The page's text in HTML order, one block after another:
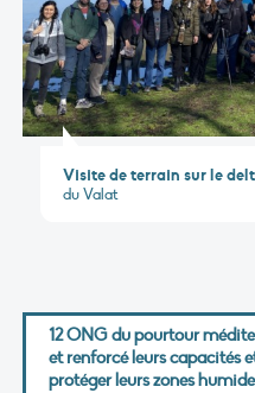
Visite de terrain sur le
du Valat
12 ONG du pourtour
et renforcé leurs capacités
protéger leurs zones